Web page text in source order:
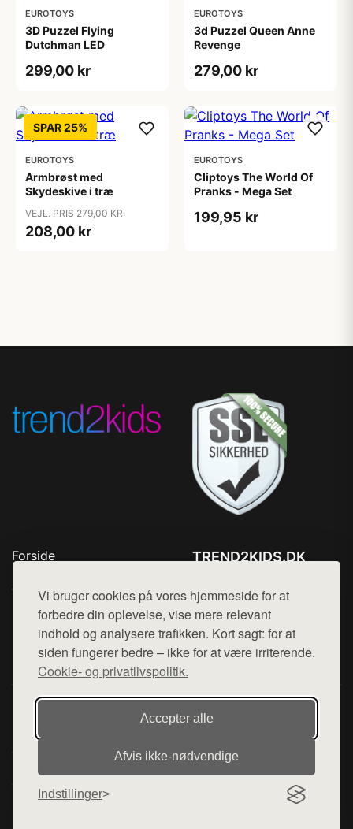
Vi bruger cookies på vores hjemmeside for at
forbedre din oplevelse, vise mere relevant
indhold og analysere trafikken. Kort sagt: for at
siden fungerer bedre – ikke for at være irriterende.
Cookie- og privatlivspolitik.
Accepter alle
Afvis ikke‑nødvendige
Indstillinger
EUROTOYS
3D Puzzel Flying
Dutchman LED
299,00 kr
EUROTOYS
3d Puzzel Queen Anne
Revenge
279,00 kr
SPAR 25%
EUROTOYS
Armbrøst med
Skydeskive i træ
VEJL. PRIS 279,00 KR
208,00 kr
EUROTOYS
Cliptoys The World Of
Pranks - Mega Set
199,95 kr
Forside
Top Rabatter
Blog
Kontakt
TREND2KIDS.DK
Mail: hej@want.dk
Cookie- og privatlivspolitik
Denne side er en del af want.dk, der udgiver en række
hjemmesider med præsentation af forskellige produkter fra
diverse webshops. Der sælges ikke varer fra denne side - vi
henviser til de shops, som sælger varen. Vi har heller ikke
varerne på lager.